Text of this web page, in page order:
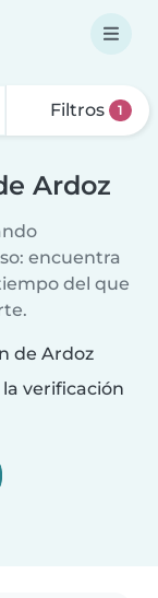
Filtros 1
Ardoz
encuentra
del que
de Ardoz
verificación